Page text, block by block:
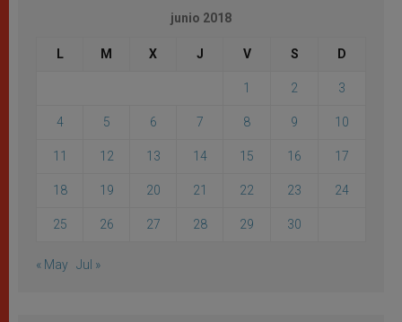
junio 2018
L M X J V S D
1 2 3
4 5 6 7 8 9 10
11 12 13 14 15 16 17
18 19 20 21 22 23 24
25 26 27 28 29 30
« May Jul »